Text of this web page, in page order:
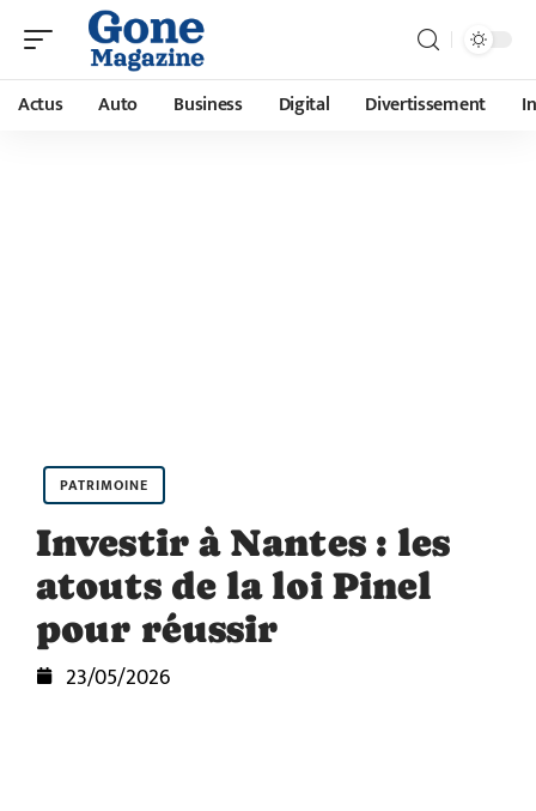
Actus Auto Business Digital Divertissement
PATRIMOINE
Investir à Nantes : les
atouts de la loi Pinel
pour réussir
23/05/2026